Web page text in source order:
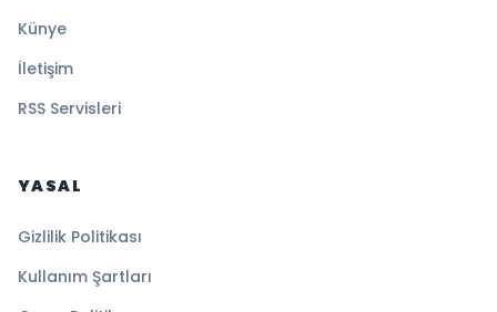
Künye
İletişim
RSS Servisleri
YASAL
Gizlilik Politikası
Kullanım Şartları